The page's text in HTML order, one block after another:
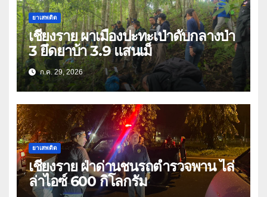
ยาเสพติด
เชียงราย ผาเมืองปะทะเป่าดับกลางป่า
3 ยึดยาบ้า 3.9 แสนเม็
ก.ค. 29, 2026
ยาเสพติด
เชียงราย ฝ่าด่านชนรถตำรวจพาน ไล่
ล่าไอซ์ 600 กิโลกรัม